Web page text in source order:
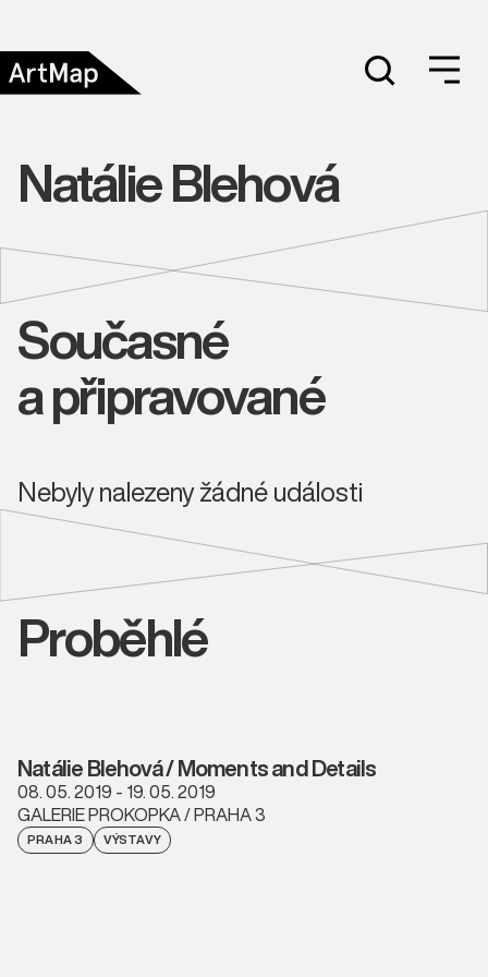
Natálie Blehová
Současné
a připravované
Nebyly nalezeny žádné události
Proběhlé
Natálie Blehová / Moments and Details
08. 05. 2019 - 19. 05. 2019
GALERIE PROKOPKA / PRAHA 3
PRAHA 3 VÝSTAVY